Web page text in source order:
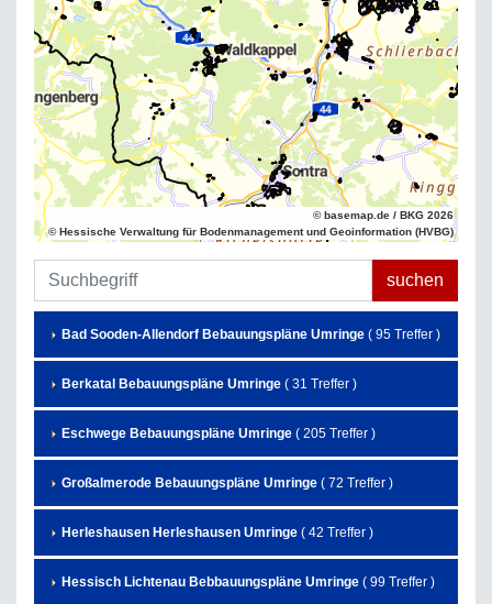
© basemap.de / BKG 2026
© Hessische Verwaltung für Bodenmanagement und Geoinformation (HVBG)
Bad Sooden-Allendorf Bebauungspläne Umringe ( 95 Treffer )
Berkatal Bebauungspläne Umringe ( 31 Treffer )
Eschwege Bebauungspläne Umringe ( 205 Treffer )
Großalmerode Bebauungspläne Umringe ( 72 Treffer )
Herleshausen Herleshausen Umringe ( 42 Treffer )
Hessisch Lichtenau Bebbauungspläne Umringe ( 99 Treffer )